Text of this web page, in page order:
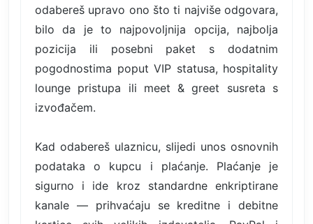
odabereš upravo ono što ti najviše odgovara,
bilo da je to najpovoljnija opcija, najbolja
pozicija ili posebni paket s dodatnim
pogodnostima poput VIP statusa, hospitality
lounge pristupa ili meet & greet susreta s
izvođačem.
Kad odabereš ulaznicu, slijedi unos osnovnih
podataka o kupcu i plaćanje. Plaćanje je
sigurno i ide kroz standardne enkriptirane
kanale — prihvaćaju se kreditne i debitne